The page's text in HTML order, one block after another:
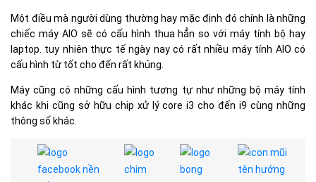
Một điều mà người dùng thường hay mặc định đó chính là những
chiếc máy AIO sẽ có cấu hình thua hẳn so với máy tính bộ hay
laptop. tuy nhiên thực tế ngày nay có rất nhiều máy tính AIO có
cấu hình từ tốt cho đến rất khủng.
Máy cũng có những cấu hình tương tự như những bộ máy tính
khác khi cũng sở hữu chip xử lý core i3 cho đến i9 cùng những
thông số khác.